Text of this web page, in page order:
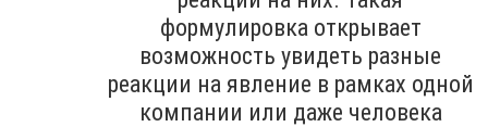
формулировка открывает
возможность увидеть разные
реакции на явление в рамках одной
компании или даже человека